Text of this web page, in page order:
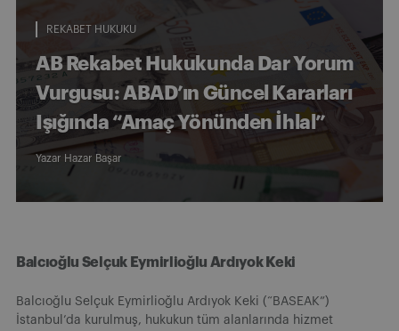
REKABET HUKUKU
AB Rekabet Hukukunda Dar Yorum
Vurgusu: ABAD’ın Güncel Kararları
Işığında “Amaç Yönünden İhlal”
Yazar Hazar Başar
Balcıoğlu Selçuk Eymirlioğlu Ardıyok Keki
Balcıoğlu Selçuk Eymirlioğlu Ardıyok Keki (“BASEAK”)
İstanbul’da kurulmuş, hukukun tüm alanlarında hizmet